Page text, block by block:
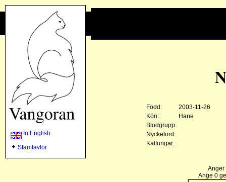
In English
Stamtavlor
Född:
2003-11-26
Kön:
Hane
Blodgrupp:
Nyckelord:
Kattungar:
Anger
Ange 0